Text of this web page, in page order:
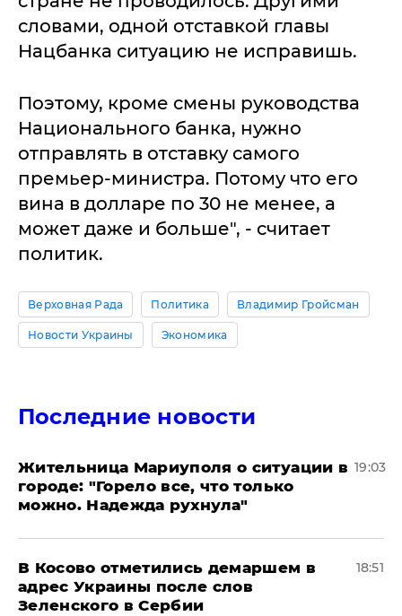
словами, одной отставкой главы
Нацбанка ситуацию не исправишь.
Поэтому, кроме смены руководства
Национального банка, нужно
отправлять в отставку самого
премьер-министра. Потому что его
вина в долларе по 30 не менее, а
может даже и больше", - считает
политик.
Верховная Рада Политика Владимир Гройсман
Новости Украины Экономика
Последние новости
Жительница Мариуполя о ситуации в
городе: "Горело все, что только
можно. Надежда рухнула"
19:03
В Косово отметились демаршем в
адрес Украины после слов
Зеленского в Сербии
18:51